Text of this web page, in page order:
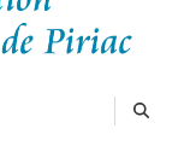
Norven